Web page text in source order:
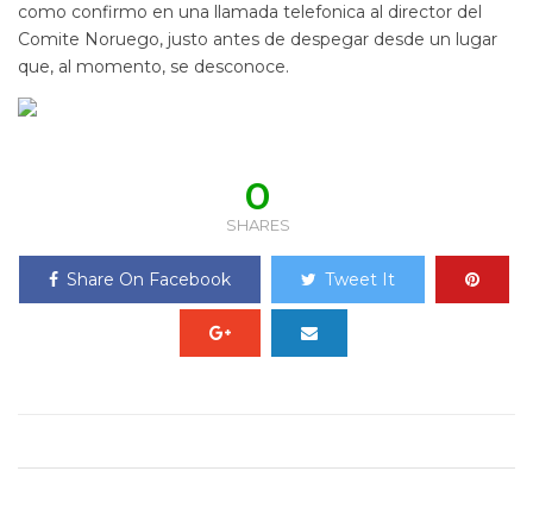
como confirmo en una llamada telefonica al director del
Comite Noruego, justo antes de despegar desde un lugar
que, al momento, se desconoce.
0
SHARES
Share On Facebook Tweet It